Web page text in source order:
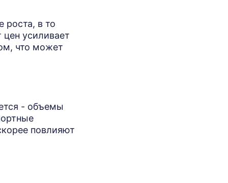
роста, в то
усиливает
что может
- объемы
повлияют